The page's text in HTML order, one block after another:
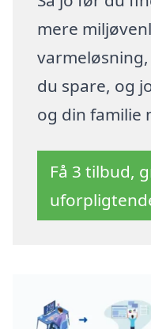
mere
du spare, og
og din familie
Få 3 tilbud,